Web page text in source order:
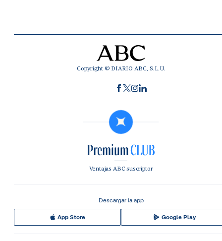
Copyright © DIARIO ABC, S.L.U.
Ventajas ABC suscriptor
Descargar la app
App Store Google Play